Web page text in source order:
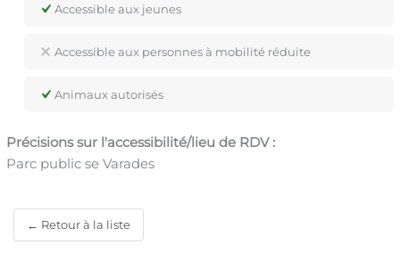
Accessible aux jeunes
Accessible aux personnes à mobilité réduite
Animaux autorisés
Précisions sur l'accessibilité/lieu de RDV :
Parc public se Varades
← Retour à la liste